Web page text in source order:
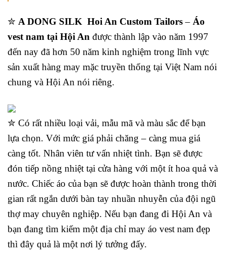
✮ A DONG SILK Hoi An Custom Tailors– Áo
vest nam tại Hội An được thành lập vào năm 1997
đến nay đã hơn 50 năm kinh nghiệm trong lĩnh vực
sản xuất hàng may mặc truyền thống tại Việt Nam nói
chung và Hội An nói riêng.
✮ Có rất nhiều loại vải, mẫu mã và màu sắc để bạn
lựa chọn. Với mức giá phải chăng – càng mua giá
càng tốt. Nhân viên tư vấn nhiệt tình. Bạn sẽ được
đón tiếp nồng nhiệt tại cửa hàng với một ít hoa quả và
nước. Chiếc áo của bạn sẽ được hoàn thành trong thời
gian rất ngắn dưới bàn tay nhuần nhuyễn của đội ngũ
thợ may chuyên nghiệp. Nếu bạn đang đi Hội An và
bạn đang tìm kiếm một địa chỉ may áo vest nam đẹp
thì đây quả là một nơi lý tưởng đấy.